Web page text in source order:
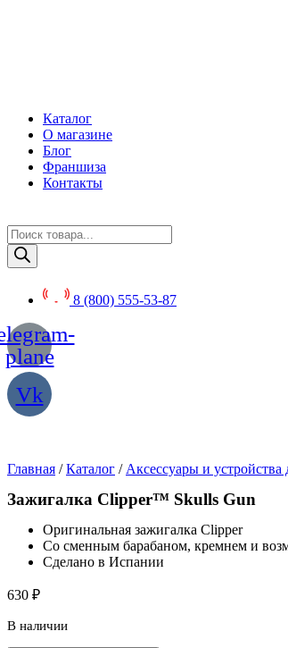
Каталог
О магазине
Блог
Франшиза
Контакты
Поиск
товаров
8 (800) 555-53-87
plane
Vk
Главная /Каталог / Аксессуары и устройства
Зажигалка Clipper™ Skulls Gun
Оригинальная зажигалка Clipper
Со сменным барабаном, кремнем и
Сделано в Испании
630 ₽
В наличии